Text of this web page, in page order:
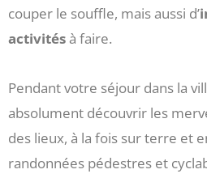
couper le souffle, mais aussi d’
activitésà faire.
Pendant votre séjour dans la
absolument découvrir les
des lieux, à la fois sur terre et
randonnées pédestres et